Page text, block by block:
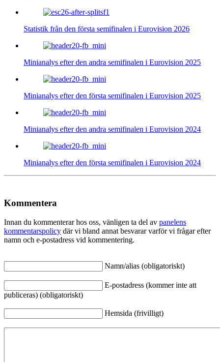
Statistik från den första semifinalen i Eurovision 2026
Minianalys efter den andra semifinalen i Eurovision 2025
Minianalys efter den första semifinalen i Eurovision 2025
Minianalys efter den andra semifinalen i Eurovision 2024
Minianalys efter den första semifinalen i Eurovision 2024
Kommentera
Innan du kommenterar hos oss, vänligen ta del av panelens
kommentarspolicy där vi bland annat besvarar varför vi frågar efter
namn och e-postadress vid kommentering.
Namn/alias (obligatoriskt)
E-postadress (kommer inte att
publiceras) (obligatoriskt)
Hemsida (frivilligt)